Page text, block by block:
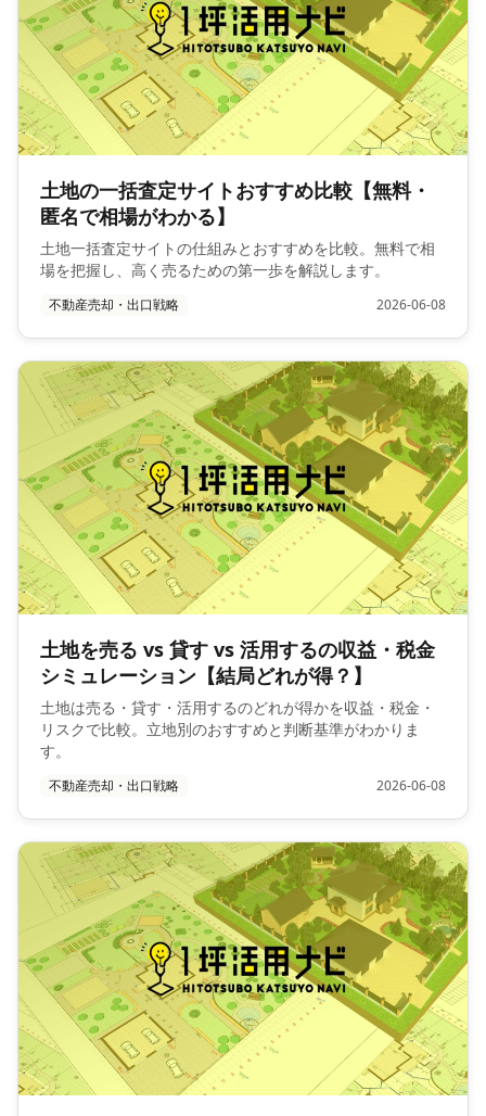
土地の一括査定サイトおすすめ比較【無料・
匿名で相場がわかる】
土地一括査定サイトの仕組みとおすすめを比較。無料で相
場を把握し、高く売るための第一歩を解説します。
不動産売却・出口戦略 2026-06-08
土地を売る vs 貸す vs 活用するの収益・税金
シミュレーション【結局どれが得？】
土地は売る・貸す・活用するのどれが得かを収益・税金・
リスクで比較。立地別のおすすめと判断基準がわかりま
す。
不動産売却・出口戦略 2026-06-08